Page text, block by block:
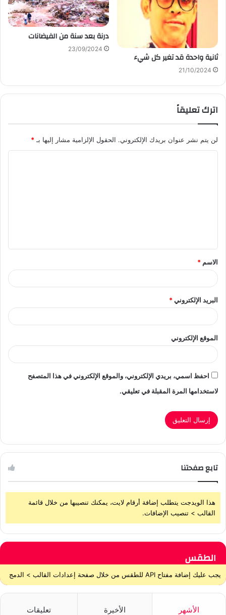
ثانية واحدة قد تغير كل شيء
21/10/2024
درنة بعد سنة من الفيضانات
23/09/2024
اترك تعليقاً
لن يتم نشر عنوان بريدك الإلكتروني. الحقول الإلزامية مشار إليها بـ *
ق
*
الاسم *
البريد الإلكتروني*
الموقع الإلكتروني
احفظ اسمي، بريدي الإلكتروني، والموقع الإلكتروني في هذا المتصفح
لاستخدامها المرة المقبلة في تعليقي.
تابع صفحتنا
هذا الويدجت يتطلب إضافة أرقام لايت، يمكنك تنصيبها من خلال قائمة
القالب > تنصيب الإضافات.
الطقس
يجب عليك إضافة مفتاح API للطقس من خلال صفحة إعدادات القالب > الدمج
الأشهر الأخيرة تعليقات